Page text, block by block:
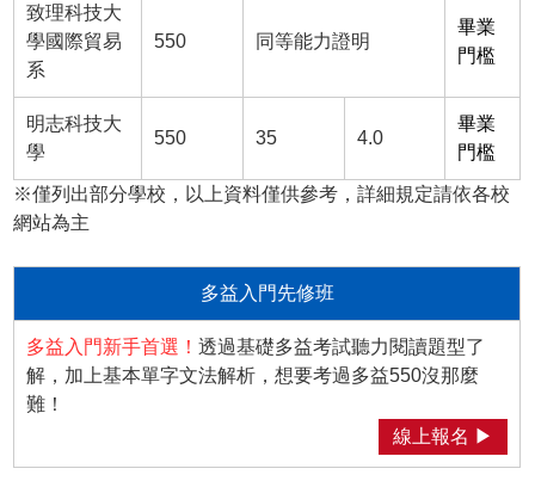
致理科技大
學國際貿易
系
550 同等能力證明
畢業
門檻
明志科技大
學
550 35 4.0
畢業
門檻
※僅列出部分學校，以上資料僅供參考，詳細規定請依各校
網站為主
多益入門先修班
多益入門新手首選！透過基礎多益考試聽力閱讀題型了
解，加上基本單字文法解析，想要考過多益550沒那麼
難！
線上報名 ▶